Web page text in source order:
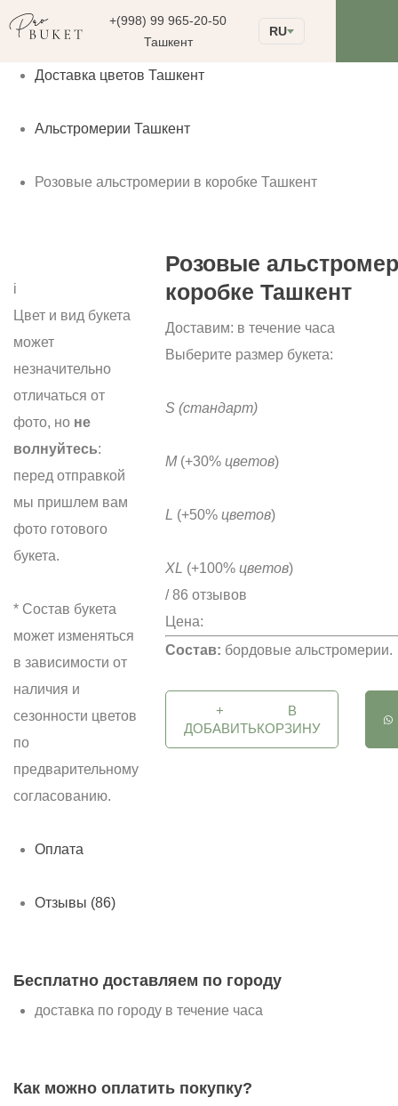
+(998) 99 965-20-50
Ташкент
RU
Доставка цветов Ташкент
Альстромерии Ташкент
Розовые альстромерии в коробке Ташкент
i
Цвет и вид букета
может
незначительно
отличаться от
фото, но не
волнуйтесь:
перед отправкой
мы пришлем вам
фото готового
букета.
* Состав букета
может изменяться
в зависимости от
наличия и
сезонности цветов
по
предварительному
согласованию.
Розовые
коробке Ташкент
Доставим: в течение часа
Выберите размер букета:
S (стандарт)
M(+30% цветов)
L (+50% цветов)
XL (+100% цветов)
/ 86 отзывов
Цена:
Состав: бордовые альстромерии.
+
ДОБАВИТЬ
В
КОРЗИНУ
Оплата
Отзывы (86)
Бесплатно доставляем по городу
доставка по городу в течение часа
Как можно оплатить покупку?